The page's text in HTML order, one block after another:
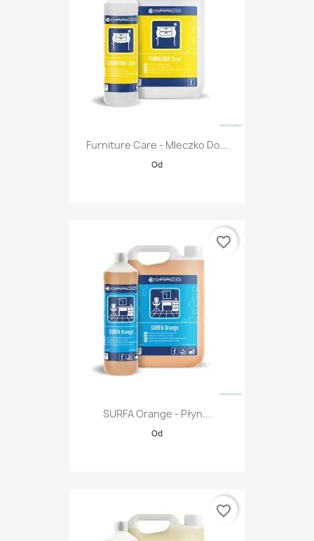
Furniture Care - Mleczko Do...
Od
SURFA Orange - Płyn...
Od
favorite_border
favorite_border